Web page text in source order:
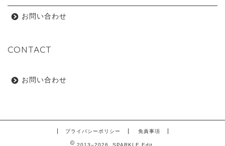
お問い合わせ
CONTACT
お問い合わせ
プライバシーポリシー 免責事項
2013–2026 SPARKLE Edit.